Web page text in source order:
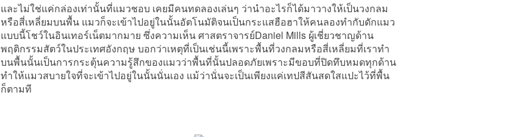
และไม่ใช่แค่กล่องเท่านั้นที่แมวชอบ เคยมีคนทดลองเล่นๆ ว่านำอะไรก็ได้มาวางให้เป็นวงกลม
หรือสี่เหลี่ยมบนพื้น แมวก็จะเข้าไปอยู่ในนั้นอัตโนมัติจนเป็นกระแสฮือฮาให้คนลองทำกับดักแมว
แบบนี้โชว์ในอินเทอร์เน็ตมากมาย ซึ่งความเห็น ศาสตราจารย์Daniel Mills ผู้เชี่ยวชาญด้าน
พฤติกรรมสัตว์ในประเทศอังกฤษ บอกว่าเหตุที่เป็นเช่นนี้เพราะพื้นที่วงกลมหรือสี่เหลี่ยมที่เราทำ
บนพื้นนั้นเป็นการกระตุ้นความรู้สึกของแมวว่าพื้นที่นั้นปลอดภัยเพราะมีขอบที่ปิดทึบหมดทุกด้าน
ทำให้แมวสบายใจที่จะเข้าไปอยู่ในนั้นนั่นเอง แม้ว่านั่นจะเป็นเพียงแค่เทปสีสันสดใสแปะไว้ที่พื้น
ก็ตามที